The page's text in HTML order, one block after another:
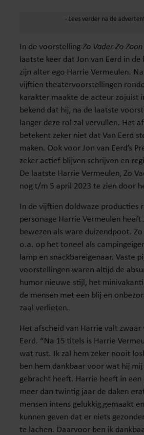
In de voorstellingZo Vader Zo Zoon
laatste keer dat Jon van Eerd in
zijn alter ego Harrie Vermeulen.
vijftien theatervoorstellingen
karakter maakte de acteur zojuist
bekend dat hij, na de laatste
langer deze rol zal vervullen. Het
betekent zeker niet dat Van Eerd
maken. Ook voor Jon van Eerd’s
zeker actief blijven schrijven en
De laatste Harrie Vermeulen, Zo
nog t/m 5 april 2023 te zien door
In de vijftien doldwaze producties
personage Harrie Vermeulen heeft
bewezen als ware duizendpoot.
o.a. op het toneel als
lamp en snackbareigenaar. Vaste
voorstellingen waren altijd de
humor nieuwe stijl, het
de mensen met een blij en
zaal verlieten.
Het afscheid van Harrie valt zwaar
Eerd. “Na 15 titels is Harrie
wat rust. Ik zal hem zeker nooit
ben hem dankbaar voor wat hij
gebracht heeft. Harrie heeft in een
meer dan twintig jaar de daken
mensen intens gelukkig gemaakt
kunnen geven dat er niets
te lachen. Daarvoor ben ik